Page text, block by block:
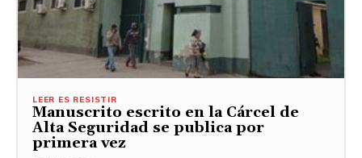
LEER ES RESISTIR
Manuscrito escrito en la Cárcel de
Alta Seguridad se publica por
primera vez